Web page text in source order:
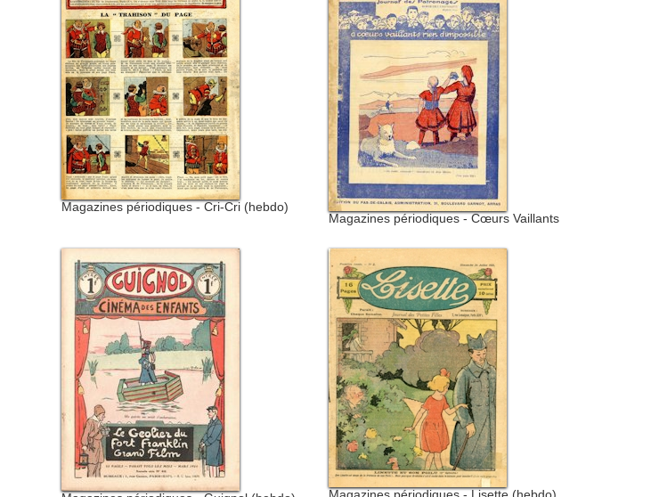
Magazines périodiques - Cri-Cri (hebdo)
Magazines périodiques - Cœurs Vaillants